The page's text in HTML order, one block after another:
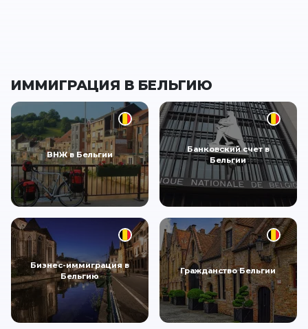
ИММИГРАЦИЯ В БЕЛЬГИЮ
ВНЖ в Бельгии
Банковский счет в
Бельгии
Бизнес-иммиграция в
Бельгию
Гражданство Бельгии